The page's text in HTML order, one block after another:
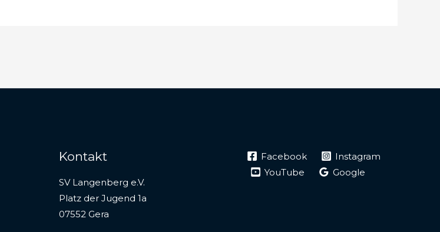
Kontakt
SV Langenberg e.V.
Platz der Jugend 1a
07552 Gera
Facebook
Instagram
YouTube
Google